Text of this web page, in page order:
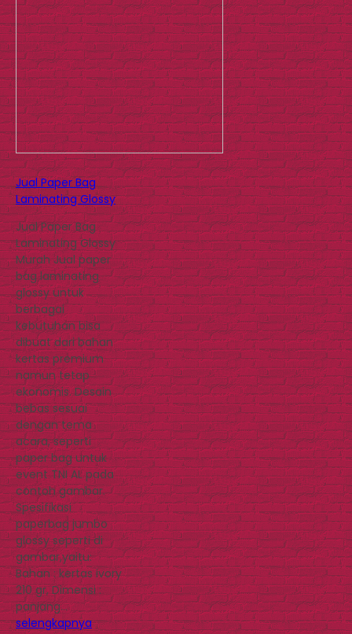
Jual Paper Bag
Laminating Glossy
Jual Paper Bag
Laminating Glossy
Murah Jual paper
bag laminating
glossy untuk
berbagai
kebutuhan bisa
dibuat dari bahan
kertas premium
namun tetap
ekonomis. Desain
bebas sesuai
dengan tema
acara, seperti
paper bag untuk
event TNI AL pada
contoh gambar.
Spesifikasi
paperbag jumbo
glossy seperti di
gambar,yaitu:
Bahan : kertas ivory
210 gr, Dimensi :
panjang…
selengkapnya